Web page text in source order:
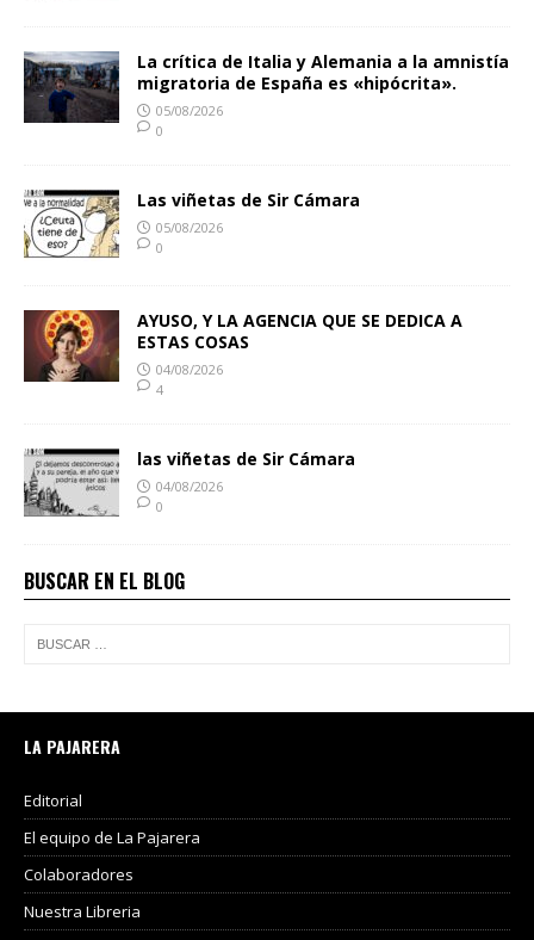
La crítica de Italia y Alemania a la amnistía
migratoria de España es «hipócrita».
05/08/2026
0
Las viñetas de Sir Cámara
05/08/2026
0
AYUSO, Y LA AGENCIA QUE SE DEDICA A
ESTAS COSAS
04/08/2026
4
las viñetas de Sir Cámara
04/08/2026
0
BUSCAR EN EL BLOG
LA PAJARERA
Editorial
El equipo de La Pajarera
Colaboradores
Nuestra Libreria